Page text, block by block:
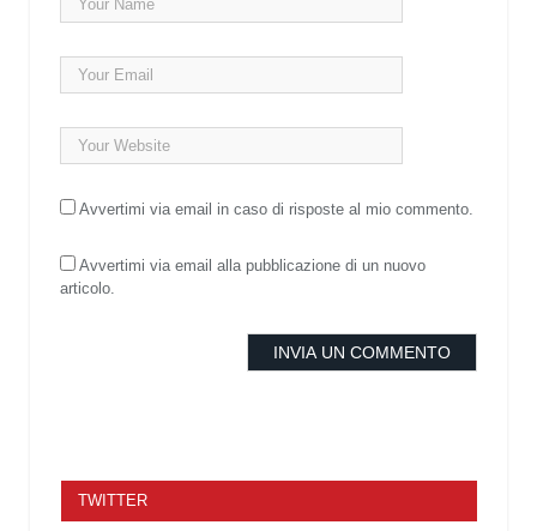
Avvertimi via email in caso di risposte al mio commento.
Avvertimi via email alla pubblicazione di un nuovo
articolo.
TWITTER